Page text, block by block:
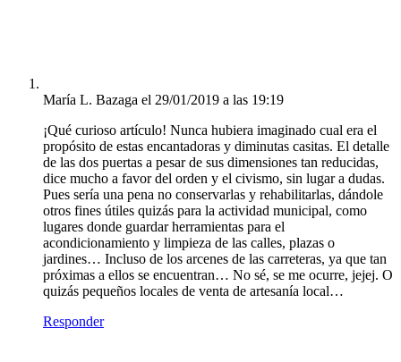
María L. Bazaga el 29/01/2019 a las 19:19
¡Qué curioso artículo! Nunca hubiera imaginado cual era el
propósito de estas encantadoras y diminutas casitas. El detalle
de las dos puertas a pesar de sus dimensiones tan reducidas,
dice mucho a favor del orden y el civismo, sin lugar a dudas.
Pues sería una pena no conservarlas y rehabilitarlas, dándole
otros fines útiles quizás para la actividad municipal, como
lugares donde guardar herramientas para el
acondicionamiento y limpieza de las calles, plazas o
jardines… Incluso de los arcenes de las carreteras, ya que tan
próximas a ellos se encuentran… No sé, se me ocurre, jejej. O
quizás pequeños locales de venta de artesanía local…
Responder